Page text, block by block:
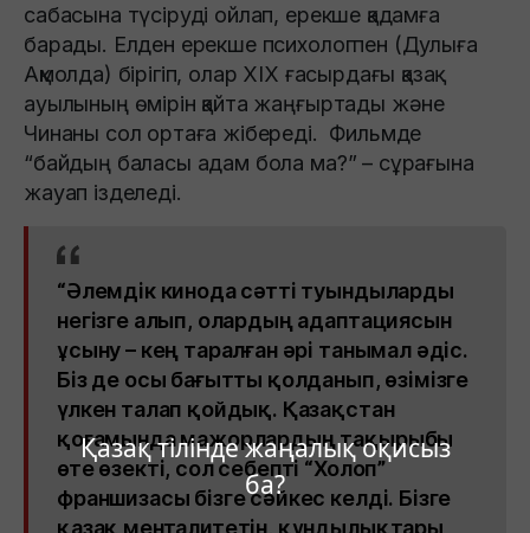
Қазақ тілінде жаңалық оқисыз
ба?
сабасына түсіруді ойлап, ерекше қадамға
барады. Елден ерекше психологпен (Дулыға
Ақмолда) бірігіп, олар XIX ғасырдағы қазақ
ауылының өмірін қайта жаңғыртады және
Чинаны сол ортаға жібереді. Фильмде
“байдың баласы адам бола ма?” – сұрағына
жауап ізделеді.
“Әлемдік кинода сәтті туындыларды
негізге алып, олардың адаптациясын
ұсыну – кең таралған әрі танымал әдіс.
Біз де осы бағытты қолданып, өзімізге
үлкен талап қойдық. Қазақстан
қоғамында мажорлардың тақырыбы
өте өзекті, сол себепті “Холоп”
франшизасы бізге сәйкес келді. Бізге
қазақ менталитетін, құндылықтары